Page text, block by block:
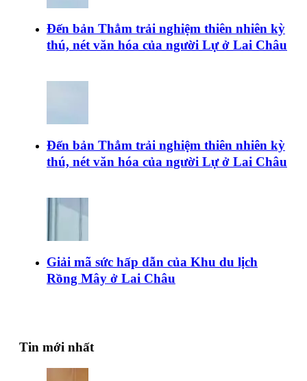
Đến bản Thẳm trải nghiệm thiên nhiên kỳ
thú, nét văn hóa của người Lự ở Lai Châu
Đến bản Thẳm trải nghiệm thiên nhiên kỳ
thú, nét văn hóa của người Lự ở Lai Châu
Giải mã sức hấp dẫn của Khu du lịch
Rồng Mây ở Lai Châu
Tin mới nhất